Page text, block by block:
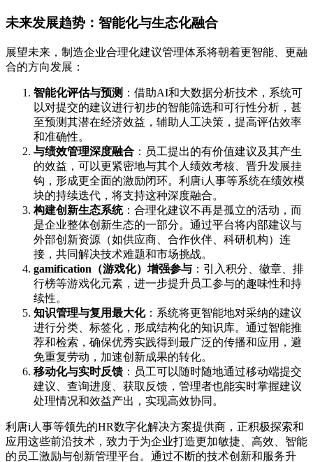
未来发展趋势：智能化与生态化融合
展望未来，制造企业合理化建议管理体系将朝着更智能、更融
合的方向发展：
智能化评估与预测 ：借助AI和大数据分析技术，系统可
以对提交的建议进行初步的智能筛选和可行性分析，甚
至预测其潜在经济效益，辅助人工决策，提高评估效率
和准确性。
与绩效管理深度融合 ：员工提出的有价值建议及其产生
的效益，可以更紧密地与其个人绩效考核、晋升发展挂
钩，形成更全面的激励闭环。利唐i人事等系统在绩效模
块的持续迭代，将支持这种深度融合。
构建创新生态系统：合理化建议不再是孤立的活动，而
是企业整体创新生态的一部分。通过平台将内部建议与
外部创新资源（如供应商、合作伙伴、科研机构）连
接，共同解决技术难题和市场挑战。
gamification（游戏化）增强参与 ：引入积分、徽章、排
行榜等游戏化元素，进一步提升员工参与的趣味性和持
续性。
知识管理与复用最大化：系统将更智能地对采纳的建议
进行分类、标签化，形成结构化的知识库。通过智能推
荐和检索，确保优秀实践得到最广泛的传播和应用，避
免重复劳动，加速创新成果的转化。
移动化与实时反馈 ：员工可以随时随地通过移动端提交
建议、查询进度、获取反馈，管理者也能实时掌握建议
处理情况和效益产出，实现高效协同。
利唐i人事等领先的HR数字化解决方案提供商，正积极探索和
应用这些前沿技术，致力于为企业打造更加敏捷、高效、智能
的员工激励与创新管理平台。通过不断的技术创新和服务升